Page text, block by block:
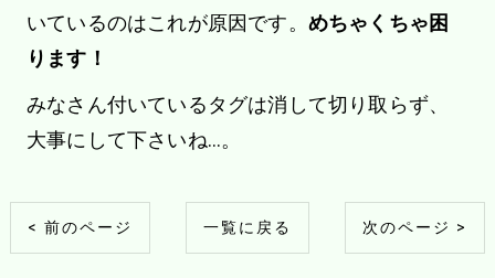
いているのはこれが原因です。 めちゃくちゃ困
ります！
みなさん付いているタグは消して切り取らず、
大事にして下さいね…。
< 前のページ 一覧に戻る 次のページ >